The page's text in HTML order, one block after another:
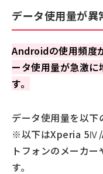
データ使用量が異
Androidの使用頻度
ータ使用量が急激に
す。
データ使用量を以下
※以下はXperia 5Ⅳ/
トフォンのメーカ
す。